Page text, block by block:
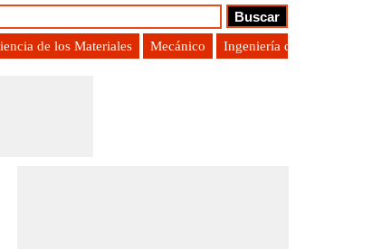
de los Materiales Mecánico Ingeniería de Producción